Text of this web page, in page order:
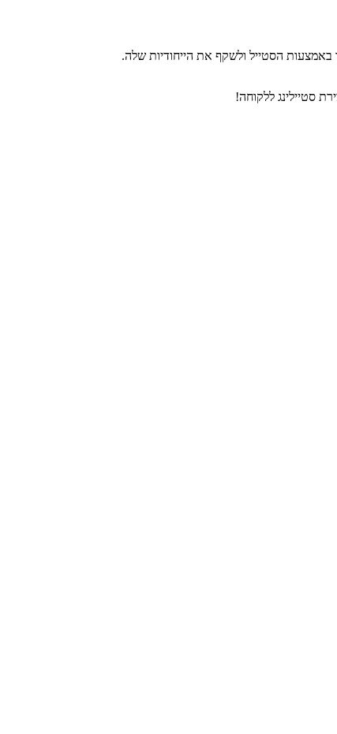
הסטייל ולשקף את הייחודיות שלה.
סטיילינג ללקוחה!